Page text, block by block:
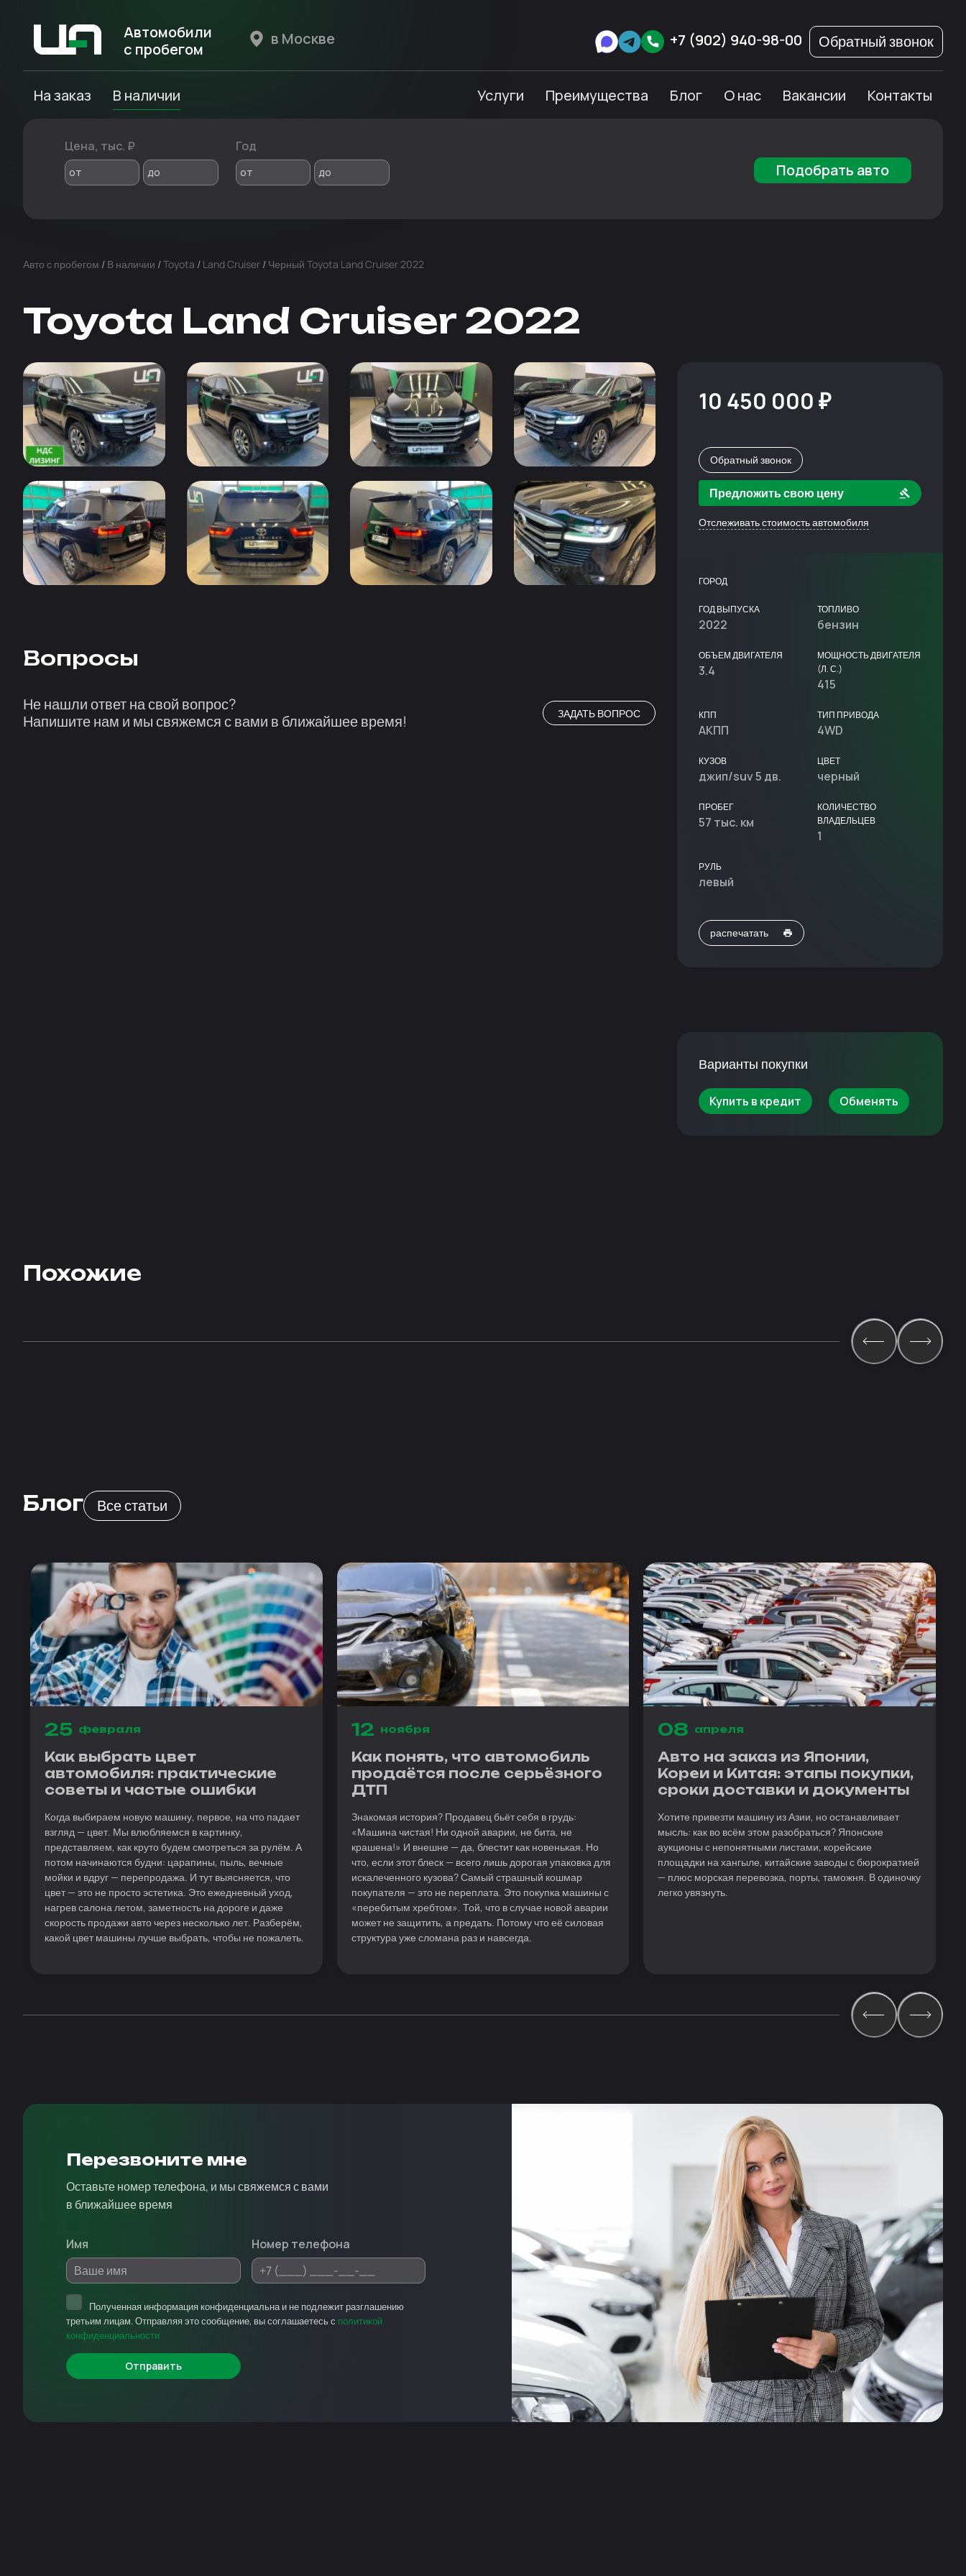
Автомобили
с пробегом
+7 (902) 940-98-00 Обратный звонок
На заказ В наличии Услуги Преимущества Блог О нас Вакансии Контакты
Подобрать авто
Цена, тыс. ₽
от до
Год
от до
Авто с пробегом / В наличии /Toyota / Land Cruiser / Черный Toyota Land Cruiser 2022
Toyota Land Cruiser 2022
Вопросы
Не нашли ответ на свой вопрос?
Напишите нам и мы свяжемся с вами в ближайшее время!
ЗАДАТЬ ВОПРОС
10 450 000 ₽
Обратный звонок
Предложить свою цену
Отслеживать стоимость автомобиля
ГОРОД
ГОД ВЫПУСКА
2022
ТОПЛИВО
бензин
ОБЪЕМ ДВИГАТЕЛЯ
3.4
МОЩНОСТЬ ДВИГАТЕЛЯ
(Л. С.)
415
КПП
АКПП
ТИП ПРИВОДА
4WD
КУЗОВ
джип/suv 5 дв.
ЦВЕТ
черный
ПРОБЕГ
57 тыс. км
КОЛИЧЕСТВО
ВЛАДЕЛЬЦЕВ
1
РУЛЬ
левый
распечатать
Варианты покупки
Купить в кредит Обменять
Похожие
Блог Все статьи
25 февраля
Как выбрать цвет
автомобиля: практические
советы и частые ошибки
Когда выбираем новую машину, первое, на что падает
взгляд — цвет. Мы влюбляемся в картинку,
представляем, как круто будем смотреться за рулём. А
потом начинаются будни: царапины, пыль, вечные
мойки и вдруг — перепродажа. И тут выясняется, что
цвет — это не просто эстетика. Это ежедневный уход,
нагрев салона летом, заметность на дороге и даже
скорость продажи авто через несколько лет. Разберём,
какой цвет машины лучше выбрать, чтобы не пожалеть.
12 ноября
Как понять, что автомобиль
продаётся после серьёзного
ДТП
Знакомая история? Продавец бьёт себя в грудь:
«Машина чистая! Ни одной аварии, не бита, не
крашена!» И внешне — да, блестит как новенькая. Но
что, если этот блеск — всего лишь дорогая упаковка для
искалеченного кузова? Самый страшный кошмар
покупателя — это не переплата. Это покупка машины с
«перебитым хребтом». Той, что в случае новой аварии
может не защитить, а предать. Потому что её силовая
структура уже сломана раз и навсегда.
08 апреля
Авто на заказ из Японии,
Кореи и Китая: этапы покупки,
сроки доставки и документы
Хотите привезти машину из Азии, но останавливает
мысль: как во всём этом разобраться? Японские
аукционы с непонятными листами, корейские
площадки на хангыле, китайские заводы с бюрократией
— плюс морская перевозка, порты, таможня. В одиночку
легко увязнуть.
Перезвоните мне
Оставьте номер телефона, и мы свяжемся с вами
в ближайшее время
Имя Номер телефона
Отправить
Полученная информация конфиденциальна и не подлежит разглашению
третьим лицам. Отправляя это сообщение, вы соглашаетесь с политикой
конфиденциальности